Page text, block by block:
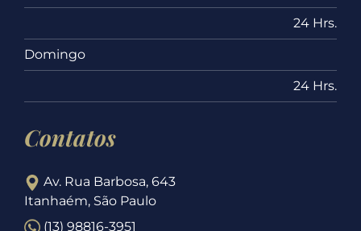
24 Hrs.
Domingo
24 Hrs.
Contatos
Av. Rua Barbosa, 643
Itanhaém, São Paulo
(13) 98816-3951